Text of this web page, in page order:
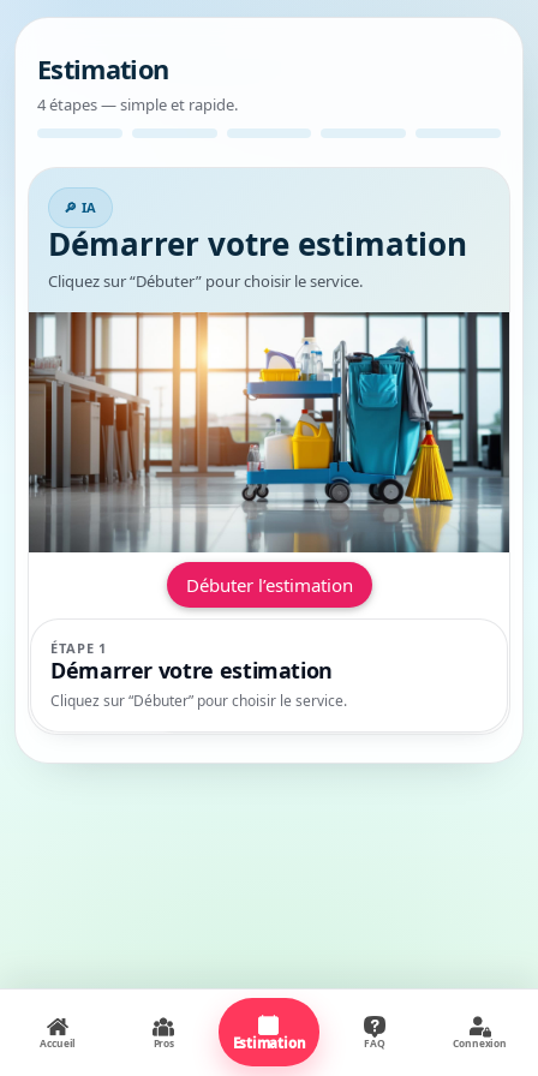
Estimation
4 étapes — simple et rapide.
🔎 IA
Démarrer votre estimation
Cliquez sur “Débuter” pour choisir le service.
Débuter l’estimation
ÉTAPE 1
Démarrer votre estimation
Cliquez sur “Débuter” pour choisir le service.
Accueil Pros Estimation FAQ Connexion